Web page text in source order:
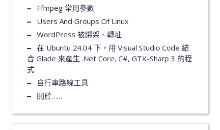
Ffmpeg 常用參數
Users And Groups Of Linux
WordPress 被綁架、轉址
在 Ubuntu 24.04 下，用 Visual Studio Code 結
合 Glade 來產生 .Net Core, C#, GTK-Sharp 3 的程
式
自行車路線工具
關於……